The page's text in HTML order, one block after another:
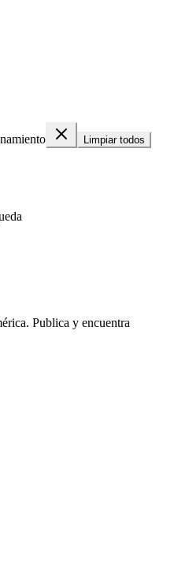
Limpiar todos
Publica y encuentra